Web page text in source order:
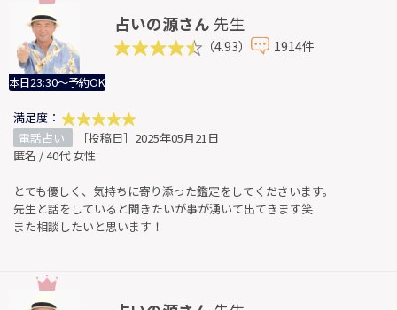
本日23:30～予約OK
占いの源さん 先生
（4.93） 1914件
満足度：
電話占い
［投稿日］2025年05月21日
匿名 / 40代 女性
とても優しく、気持ちに寄り添った鑑定をしてくださいます。
先生と話をしていると聞きたいが事が湧いて出てきます笑
また相談したいと思います！